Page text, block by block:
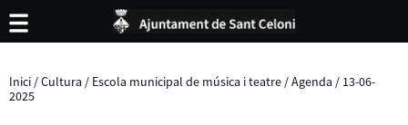
Inici /Cultura / Escola municipal de música i teatre /Agenda / 13-06-
2025